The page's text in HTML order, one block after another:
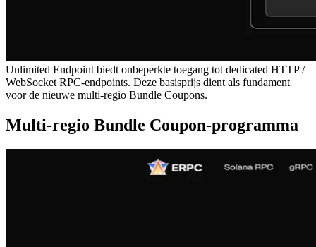
Unlimited Endpoint biedt onbeperkte toegang tot dedicated HTTP /
WebSocket RPC-endpoints. Deze basisprijs dient als fundament
voor de nieuwe multi-regio Bundle Coupons.
Multi-regio Bundle Coupon-programma